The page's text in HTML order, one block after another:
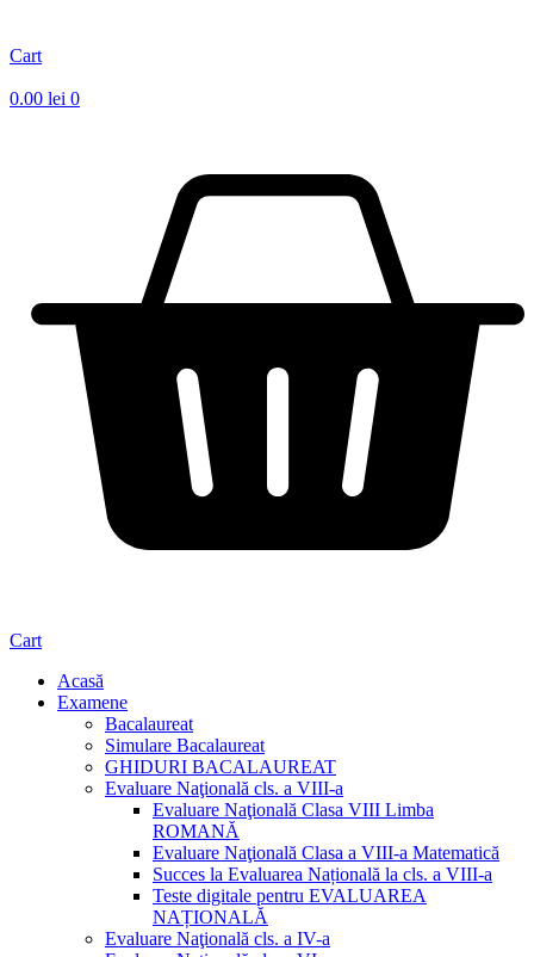
Cart
0.00 lei 0
Cart
Acasă
Examene
Bacalaureat
Simulare Bacalaureat
GHIDURI BACALAUREAT
Evaluare Naţională cls. a VIII-a
Evaluare Naţională Clasa VIII Limba
ROMANĂ
Evaluare Naţională Clasa a VIII-a Matematică
Succes la Evaluarea Națională la cls. a VIII-a
Teste digitale pentru EVALUAREA
NAȚIONALĂ
Evaluare Naţională cls. a IV-a